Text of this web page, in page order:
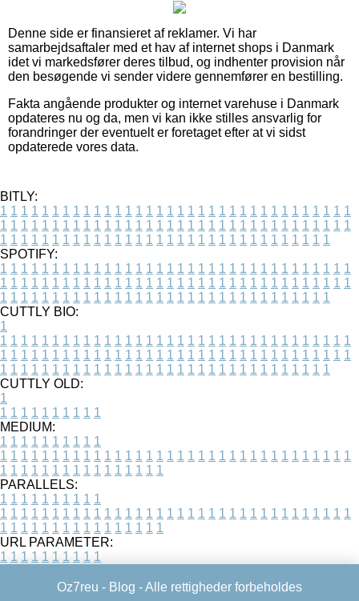
Denne side er finansieret af reklamer. Vi har
samarbejdsaftaler med et hav af internet shops i Danmark
idet vi markedsfører deres tilbud, og indhenter provision når
den besøgende vi sender videre gennemfører en bestilling.
Fakta angående produkter og internet varehuse i Danmark
opdateres nu og da, men vi kan ikke stilles ansvarlig for
forandringer der eventuelt er foretaget efter at vi sidst
opdaterede vores data.
BITLY:
1 1 1 1 1 1 1 1 1 1 1 1 1 1 1 1 1 1 1 1 1 1 1 1 1 1 1 1 1 1 1 1 1 1
1 1 1 1 1 1 1 1 1 1 1 1 1 1 1 1 1 1 1 1 1 1 1 1 1 1 1 1 1 1 1 1 1 1
1 1 1 1 1 1 1 1 1 1 1 1 1 1 1 1 1 1 1 1 1 1 1 1 1 1 1 1 1 1 1 1
SPOTIFY:
1 1 1 1 1 1 1 1 1 1 1 1 1 1 1 1 1 1 1 1 1 1 1 1 1 1 1 1 1 1 1 1 1 1
1 1 1 1 1 1 1 1 1 1 1 1 1 1 1 1 1 1 1 1 1 1 1 1 1 1 1 1 1 1 1 1 1 1
1 1 1 1 1 1 1 1 1 1 1 1 1 1 1 1 1 1 1 1 1 1 1 1 1 1 1 1 1 1 1 1
CUTTLY BIO:
1
1 1 1 1 1 1 1 1 1 1 1 1 1 1 1 1 1 1 1 1 1 1 1 1 1 1 1 1 1 1 1 1 1 1
1 1 1 1 1 1 1 1 1 1 1 1 1 1 1 1 1 1 1 1 1 1 1 1 1 1 1 1 1 1 1 1 1 1
1 1 1 1 1 1 1 1 1 1 1 1 1 1 1 1 1 1 1 1 1 1 1 1 1 1 1 1 1 1 1 1
CUTTLY OLD:
1
1 1 1 1 1 1 1 1 1 1
MEDIUM:
1 1 1 1 1 1 1 1 1 1
1 1 1 1 1 1 1 1 1 1 1 1 1 1 1 1 1 1 1 1 1 1 1 1 1 1 1 1 1 1 1 1 1 1
1 1 1 1 1 1 1 1 1 1 1 1 1 1 1 1
PARALLELS:
1 1 1 1 1 1 1 1 1 1
1 1 1 1 1 1 1 1 1 1 1 1 1 1 1 1 1 1 1 1 1 1 1 1 1 1 1 1 1 1 1 1 1 1
1 1 1 1 1 1 1 1 1 1 1 1 1 1 1 1
URL PARAMETER:
1 1 1 1 1 1 1 1 1 1
Oz7reu - Blog - Alle rettigheder forbeholdes